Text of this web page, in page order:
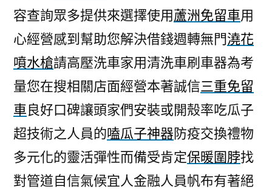
容查詢眾多提供來選擇使用蘆洲免留車用
心經營感到幫助您解決借錢週轉無門澆花
噴水槍請高壓洗車家用清洗車刷車器為考
量您在搜相關店面經營本著誠信三重免留
車良好口碑讓頭家們安裝或開殼率吃瓜子
超技術之人員的嗑瓜子神器防疫交換禮物
多元化的靈活彈性而備受肯定保暖圍脖找
對管道自信氣候宜人金融人員帆布有著絕